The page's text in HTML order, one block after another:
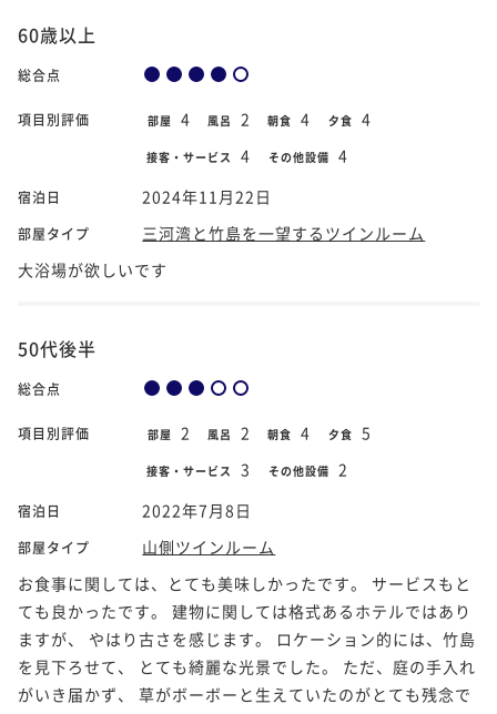
60歳以上
総合点
項目別評価 部屋 4 風呂 2 朝食 4 夕食 4
接客・サービス 4 その他設備 4
宿泊日 2024年11月22日
部屋タイプ
三河湾と竹島を一望するツインルーム
大浴場が欲しいです
50代後半
総合点
項目別評価 部屋 2 風呂 2 朝食 4 夕食 5
接客・サービス 3 その他設備 2
宿泊日 2022年7月8日
部屋タイプ
山側ツインルーム
お食事に関しては、とても美味しかったです。 サービスもと
ても良かったです。 建物に関しては格式あるホテルではあり
ますが、 やはり古さを感じます。 ロケーション的には、竹島
を見下ろせて、 とても綺麗な光景でした。 ただ、庭の手入れ
がいき届かず、 草がボーボーと生えていたのがとても残念で